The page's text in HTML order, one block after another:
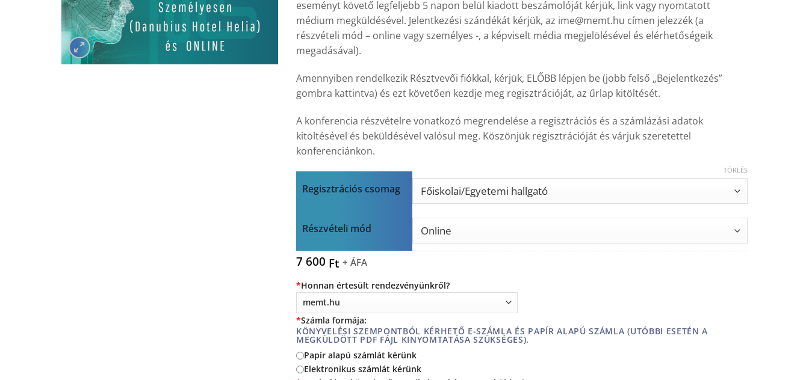
eseményt követő legfeljebb 5 napon belül kiadott beszámolóját kérjük, link vagy nyomtatott
médium megküldésével. Jelentkezési szándékát kérjük, az ime@memt.hu címen jelezzék (a
részvételi mód – online vagy személyes -, a képviselt média megjelölésével és elérhetőségeik
megadásával).
Amennyiben rendelkezik Résztvevői fiókkal, kérjük, ELŐBB lépjen be (jobb felső „Bejelentkezés”
gombra kattintva) és ezt követően kezdje meg regisztrációját, az űrlap kitöltését.
A konferencia részvételre vonatkozó megrendelése a regisztrációs és a számlázási adatok
kitöltésével és beküldésével valósul meg. Köszönjük regisztrációját és várjuk szeretettel
konferenciánkon.
Regisztrációs csomag
Részvételi mód
TÖRLÉS
7 600 Ft + ÁFA
*Honnan értesült rendezvényünkről?
*Számla formája:
KÖNYVELÉSI SZEMPONTBÓL KÉRHETŐ E-SZÁMLA ÉS PAPÍR ALAPÚ SZÁMLA (UTÓBBI ESETÉN A
MEGKÜLDÖTT PDF FÁJL KINYOMTATÁSA SZÜKSÉGES).
Papír alapú számlát kérünk
Elektronikus számlát kérünk